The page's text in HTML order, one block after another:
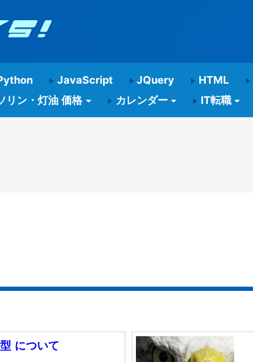
JavaScript JQuery HTML
リン・灯油 価格 カレンダー IT転職
について